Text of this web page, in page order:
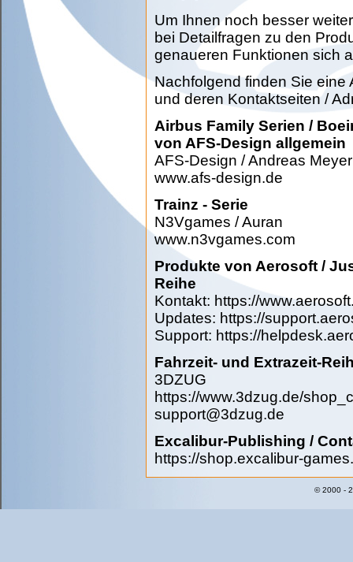
Um Ihnen noch besser
bei Detailfragen zu den
genaueren Funktionen sich
Nachfolgend finden Sie eine
und deren Kontaktseiten /
Airbus Family Serien /
von AFS-Design allgemein
AFS-Design / Andreas Meyer
www.afs-design.de
Trainz - Serie
N3Vgames / Auran
www.n3vgames.com
Produkte von Aerosoft /
Reihe
Kontakt: https://
Updates: https://
Support: https://
Fahrzeit- und Extrazeit-
3DZUG
https://www.3dzug.de/
support@3dzug.de
Excalibur-Publishing /
https://shop.excalibur-
© 2000 -